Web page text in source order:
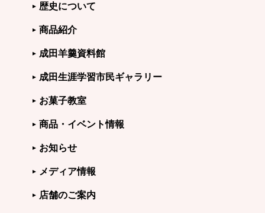
歴史について
商品紹介
成田羊羹資料館
成田生涯学習市民ギャラリー
お菓子教室
商品・イベント情報
お知らせ
メディア情報
店舗のご案内